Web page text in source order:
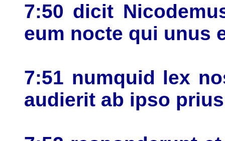
7:50 dicit
eum nocte qui unus
7:51 numquid lex
audierit ab ipso